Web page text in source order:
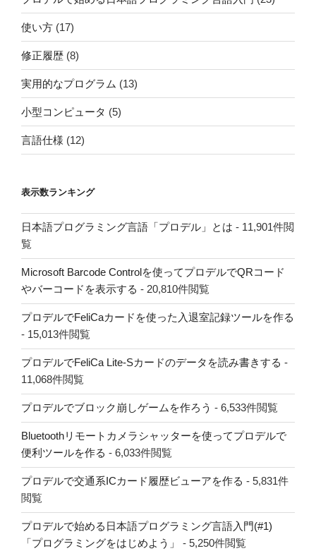
使い方 (17)
修正履歴 (8)
実用的なプログラム (13)
小型コンピュータ (5)
言語仕様 (12)
表示数ランキング
日本語プログラミング言語「プロデル」とは - 11,901件閲
覧
Microsoft Barcode Controlを使ってプロデルでQRコード
やバーコードを表示する - 20,810件閲覧
プロデルでFeliCaカードを使った入退室記録ツールを作る
- 15,013件閲覧
プロデルでFeliCa Lite-Sカードのデータを読み書きする -
11,068件閲覧
プロデルでブロック崩しゲームを作ろう - 6,533件閲覧
Bluetoothリモートカメラシャッターを使ってプロデルで
便利ツールを作る - 6,033件閲覧
プロデルで交通系ICカード履歴ビューアを作る - 5,831件
閲覧
プロデルで始める日本語プログラミング言語入門(#1)
「プログラミングをはじめよう」
- 5,250件閲覧